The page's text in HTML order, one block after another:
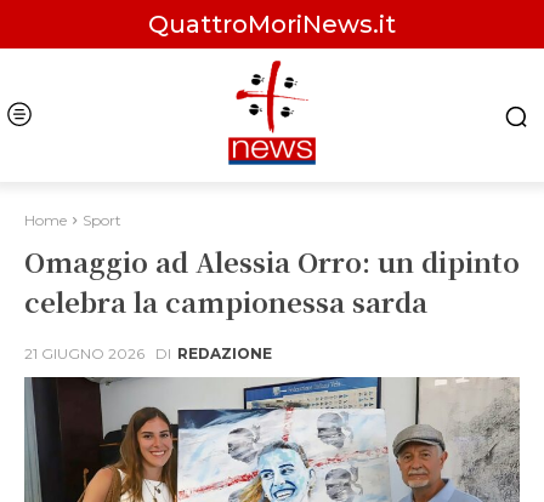
QuattroMoriNews.it
Home Sport
Omaggio ad Alessia Orro: un dipinto
celebra la campionessa sarda
21 GIUGNO 2026 DI REDAZIONE